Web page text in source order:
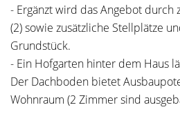
- Ergänzt wird das Angebot durch
(2) sowie zusätzliche Stellplätze
Grundstück.
- Ein Hofgarten hinter dem Haus
Der Dachboden bietet
Wohnraum (2 Zimmer sind